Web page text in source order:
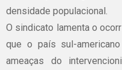
densidade populacional.
O sindicato lamenta o
que o país sul-
ameaças do